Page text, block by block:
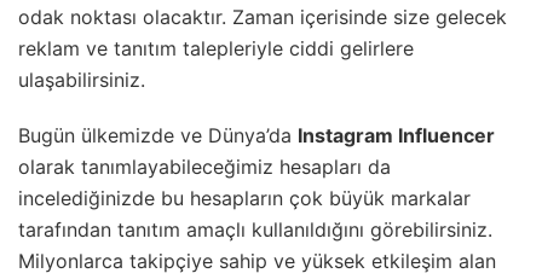
odak noktası olacaktır. Zaman içerisinde size gelecek
reklam ve tanıtım talepleriyle ciddi gelirlere
ulaşabilirsiniz.
Bugün ülkemizde ve Dünya’da Instagram Influencer
olarak tanımlayabileceğimiz hesapları da
incelediğinizde bu hesapların çok büyük markalar
tarafından tanıtım amaçlı kullanıldığını görebilirsiniz.
Milyonlarca takipçiye sahip ve yüksek etkileşim alan